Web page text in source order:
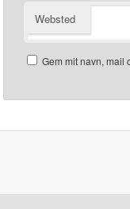
Websted
Gem mit navn, mail